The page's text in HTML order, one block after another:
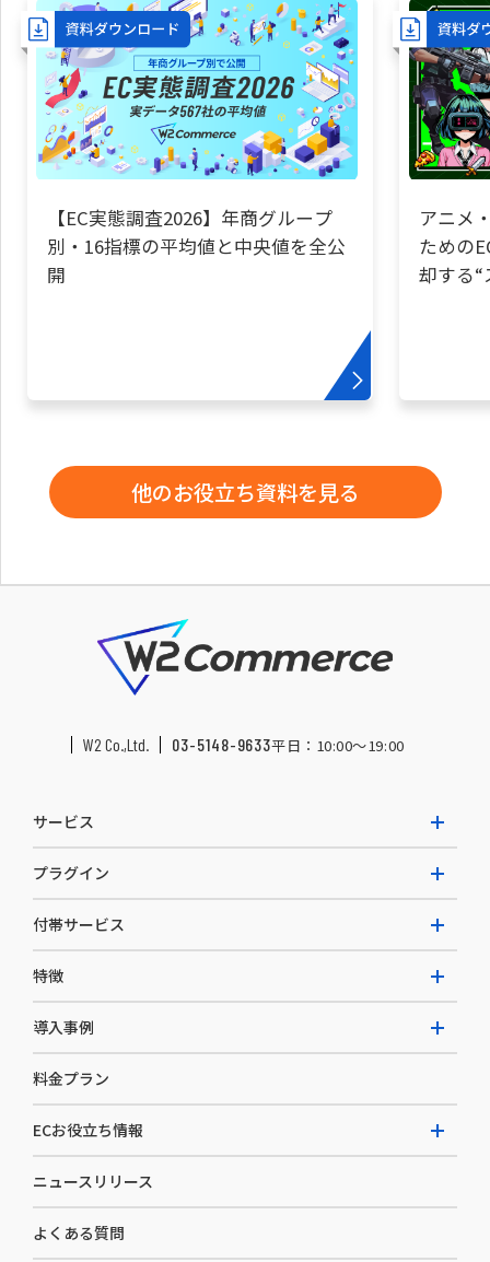
【EC実態調査2026】年商グループ
別・16指標の平均値と中央値を全公
開
アニメ
ための
却する
他のお役立ち資料を見る
W2 Co.,Ltd. 03-5148-9633平日：10:00〜19:00
サービス
W2 Commerce Repeat
W2 Commerce BtoB
W2 Commerce Asia
プラグイン
AI buddy
付帯サービス
EC運用構築支援・運用支援
カスタマーサクセス
セキュリティ
デザイン制作
コンサルティング
特徴
選ばれる理由
開発体制
導入事例
導入企業一覧
料金プラン
ECお役立ち情報
お役立ち資料
ニュースリリース
よくある質問